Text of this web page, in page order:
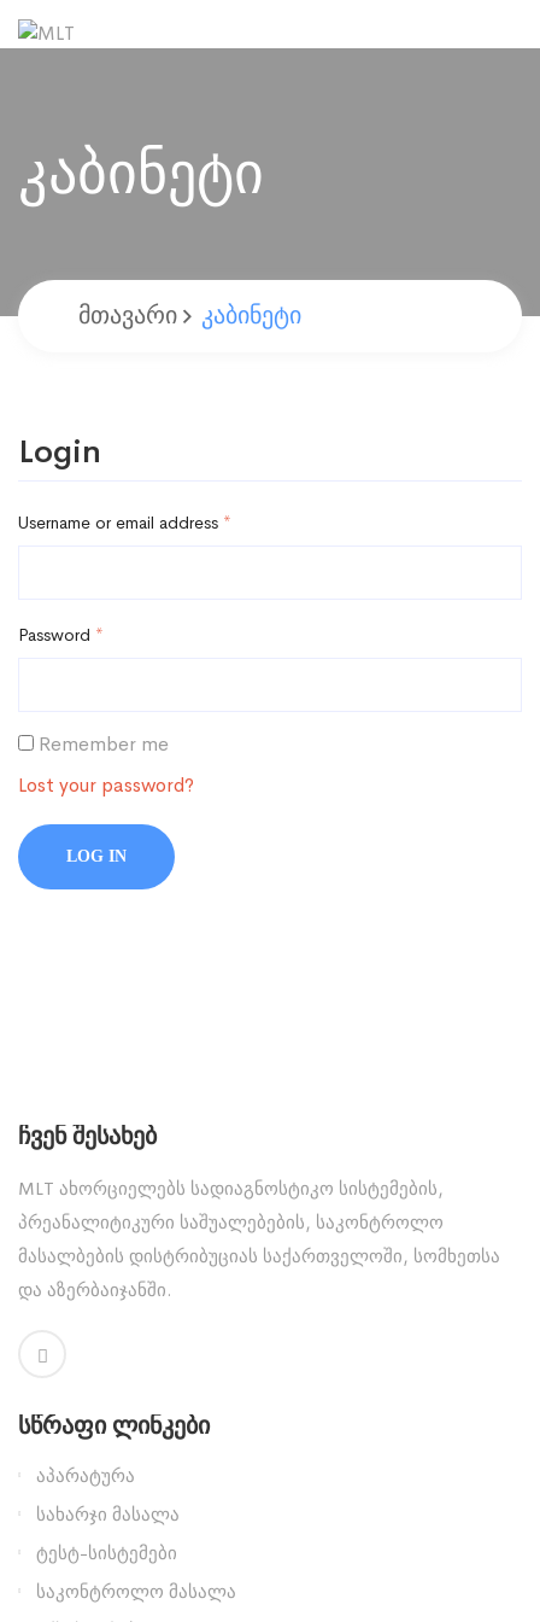
Კაბინეტი
Მთავარი Კაბინეტი
Login
Username or email address *
Password *
Remember me
Lost your password?
LOG IN
Ჩვენ Შესახებ
MLT ახორციელებს სადიაგნოსტიკო სისტემების,
პრეანალიტიკური საშუალებების, საკონტროლო
მასალბების დისტრიბუციას საქართველოში, სომხეთსა
და აზერბაიჯანში.
Სწრაფი Ლინკები
აპარატურა
სახარჯი მასალა
ტესტ-სისტემები
საკონტროლო მასალა